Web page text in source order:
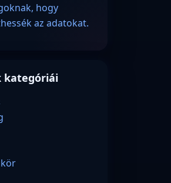
hogy
az adatokat.
kategóriái